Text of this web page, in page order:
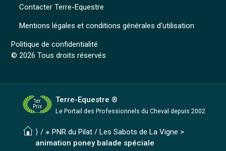
Mentions légales et conditions générales d'utilisation
Politique de confidentialité
© 2026 Tous droits réservés
Contacter Terre-Equestre
1er
Prix
Terre-Equestre ®
Le Portail des Professionnels du Cheval depuis 2002
⟩ / ※ PNR du Pilat/ Les Sabots de La Vigne >
animation poney balade spéciale